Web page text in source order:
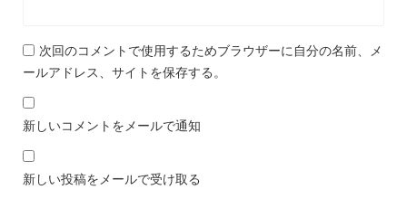
次回のコメントで使用するためブラウザーに自分の名前、メ
ールアドレス、サイトを保存する。
新しいコメントをメールで通知
新しい投稿をメールで受け取る